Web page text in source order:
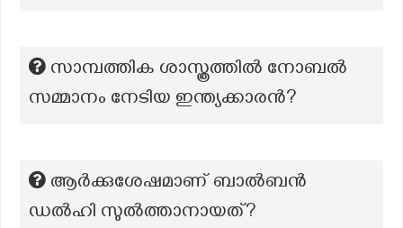
സാമ്പത്തിക ശാസ്ത്രത്തിൽ നോബൽ
സമ്മാനം നേടിയ ഇന്ത്യക്കാരൻ?
ആർക്കുശേഷമാണ് ബാൽബൻ
ഡൽഹി സുൽത്താനായത്?